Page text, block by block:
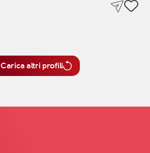
Carica altri profili